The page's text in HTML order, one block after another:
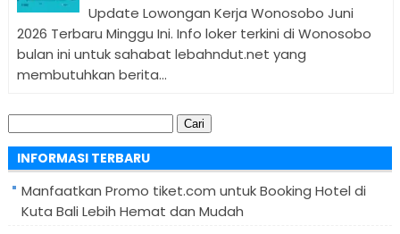
Update Lowongan Kerja Wonosobo Juni
2026 Terbaru Minggu Ini. Info loker terkini di Wonosobo
bulan ini untuk sahabat lebahndut.net yang
membutuhkan berita...
Cari
untuk:
INFORMASI TERBARU
Manfaatkan Promo tiket.com untuk Booking Hotel di
Kuta Bali Lebih Hemat dan Mudah